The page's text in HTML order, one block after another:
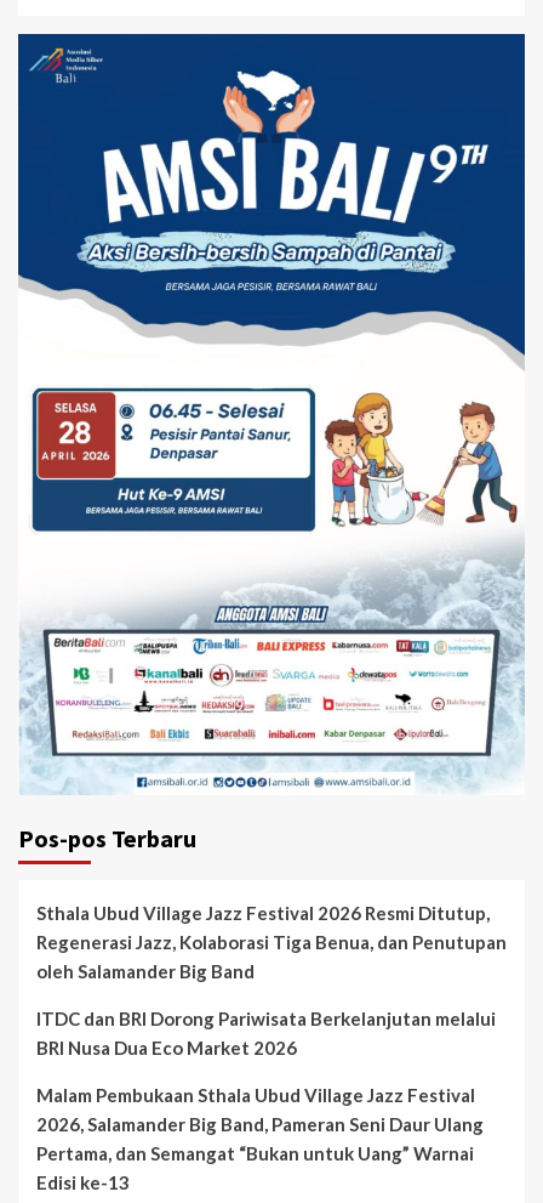
Pos-pos Terbaru
Sthala Ubud Village Jazz Festival 2026 Resmi Ditutup,
Regenerasi Jazz, Kolaborasi Tiga Benua, dan Penutupan
oleh Salamander Big Band
ITDC dan BRI Dorong Pariwisata Berkelanjutan melalui
BRI Nusa Dua Eco Market 2026
Malam Pembukaan Sthala Ubud Village Jazz Festival
2026, Salamander Big Band, Pameran Seni Daur Ulang
Pertama, dan Semangat “Bukan untuk Uang” Warnai
Edisi ke-13